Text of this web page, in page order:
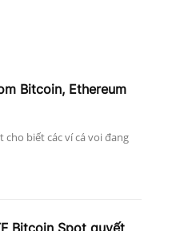
Bitcoin, Ethereum
cho biết các ví cá voi đang
Bitcoin Spot quyết